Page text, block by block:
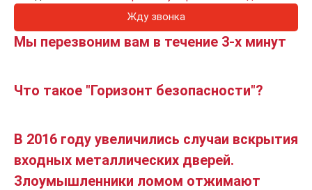
Жду звонка
Мы перезвоним вам в течение 3-х минут
Что такое "Горизонт безопасности"?
В 2016 году увеличились случаи вскрытия
входных металлических дверей.
Злоумышленники ломом отжимают